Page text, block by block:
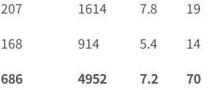
207 1614 7.8
19
168 914 5.4
14
686 4952 7.2 70